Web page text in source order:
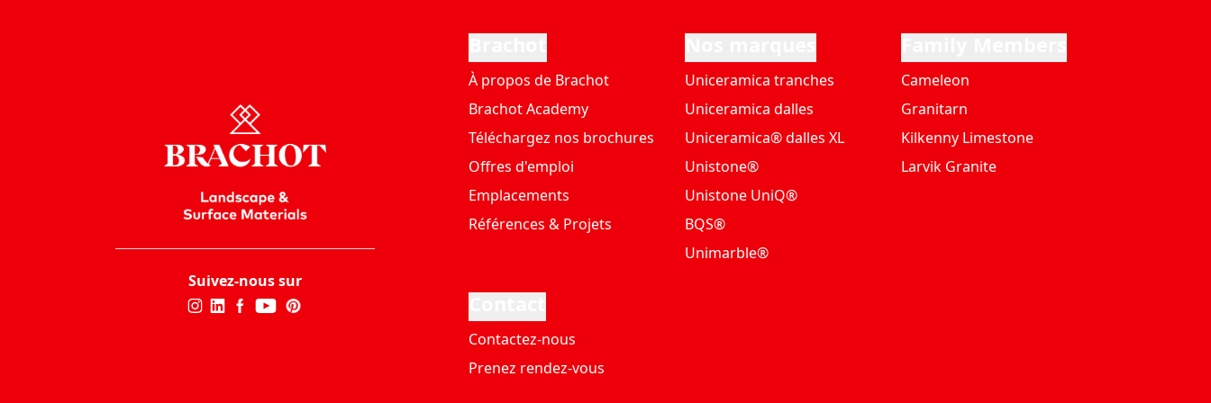
Suivez-nous sur
À propos de Brachot
Brachot Academy
Téléchargez nos brochures
Offres d'emploi
Emplacements
Références & Projets
Uniceramica tranches
Uniceramica dalles
Uniceramica® dalles XL
Unistone®
Unistone UniQ®
BQS®
Unimarble®
Cameleon
Granitarn
Kilkenny Limestone
Larvik Granite
Contactez-nous
Prenez rendez-vous